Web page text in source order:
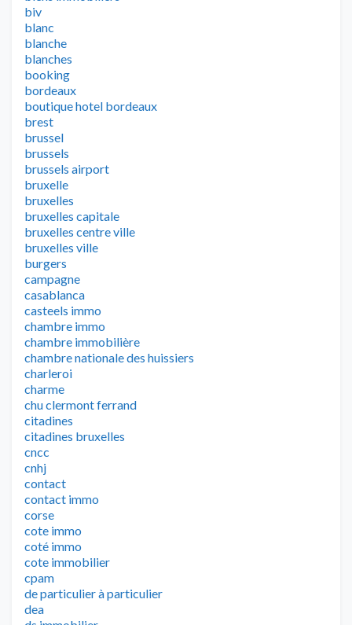
biv
blanc
blanche
blanches
booking
bordeaux
boutique hotel bordeaux
brest
brussel
brussels
brussels airport
bruxelle
bruxelles
bruxelles capitale
bruxelles centre ville
bruxelles ville
burgers
campagne
casablanca
casteels immo
chambre immo
chambre immobilière
chambre nationale des huissiers
charleroi
charme
chu clermont ferrand
citadines
citadines bruxelles
cncc
cnhj
contact
contact immo
corse
cote immo
coté immo
cote immobilier
cpam
de particulier à particulier
dea